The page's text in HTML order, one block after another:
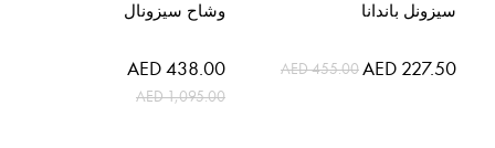
سيزونل باندانا
السعر
AED 227.50
AED 455.00
وشاح سيزونال
السعر
AED 438.00
AED 1,095.00